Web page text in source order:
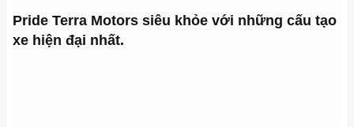
Pride Terra Motors siêu khỏe với những cấu tạo
xe hiện đại nhất.